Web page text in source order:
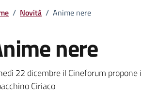
/ Novità / Anime nere
nere
della
22 dicembre il Cineforum
Ciriaco